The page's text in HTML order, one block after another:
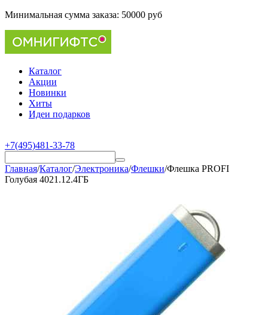
Минимальная сумма заказа: 50000 руб
Каталог
Акции
Новинки
Хиты
Идеи подарков
+7(495)481-33-78
Главная/Каталог/Электроника/Флешки/Флешка PROFI
Голубая 4021.12.4ГБ